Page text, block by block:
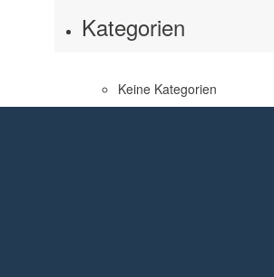
Kategorien
Keine Kategorien